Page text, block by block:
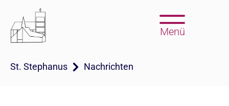
Menü
St. Stephanus Nachrichten